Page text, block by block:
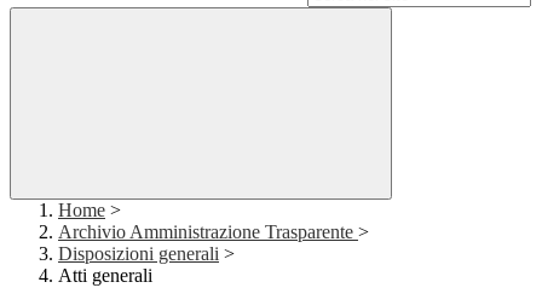
Home >
Archivio Amministrazione Trasparente >
Disposizioni generali >
Atti generali